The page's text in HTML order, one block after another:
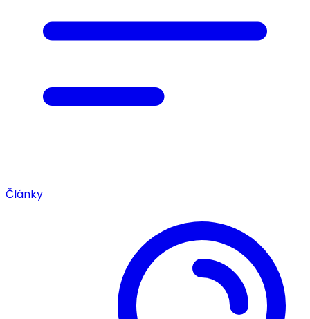
Články